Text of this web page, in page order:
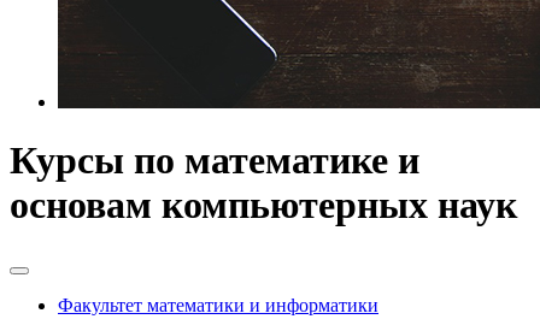
Курсы по математике и
основам компьютерных наук
Факультет математики и информатики